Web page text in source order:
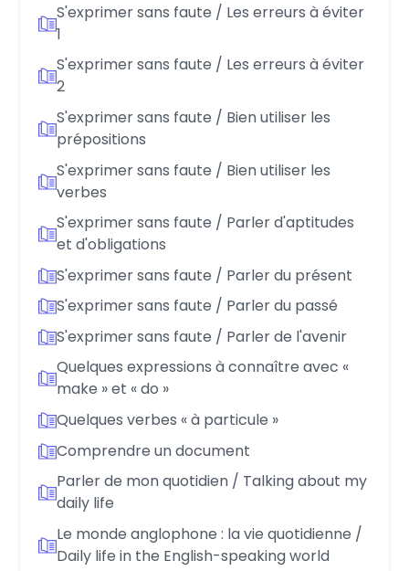
S'exprimer sans faute / Les erreurs à éviter
1
S'exprimer sans faute / Les erreurs à éviter
2
S'exprimer sans faute / Bien utiliser les
prépositions
S'exprimer sans faute / Bien utiliser les
verbes
S'exprimer sans faute / Parler d'aptitudes
et d'obligations
S'exprimer sans faute / Parler du présent
S'exprimer sans faute / Parler du passé
S'exprimer sans faute / Parler de l'avenir
Quelques expressions à connaître avec «
make » et « do »
Quelques verbes « à particule »
Comprendre un document
Parler de mon quotidien / Talking about my
daily life
Le monde anglophone : la vie quotidienne /
Daily life in the English-speaking world